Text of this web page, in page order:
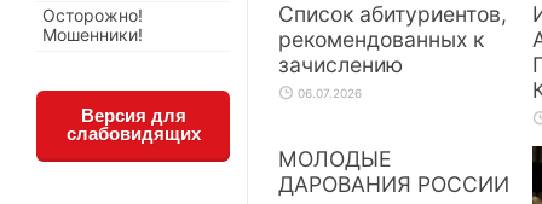
Список абитуриентов,
рекомендованных к
зачислению
06.07.2026
МОЛОДЫЕ
ДАРОВАНИЯ РОССИИ
Осторожно!
Мошенники!
Версия для
слабовидящих